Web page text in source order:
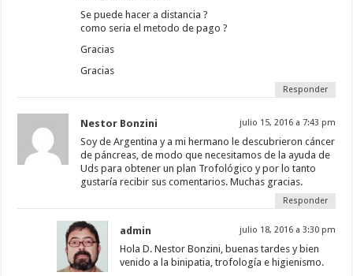
Se puede hacer a distancia ?
como seria el metodo de pago ?
Gracias
Gracias
Responder
Nestor Bonzini julio 15, 2016 a 7:43 pm
Soy de Argentina y a mi hermano le descubrieron cáncer
de páncreas, de modo que necesitamos de la ayuda de
Uds para obtener un plan Trofológico y por lo tanto
gustaría recibir sus comentarios. Muchas gracias.
Responder
admin julio 18, 2016 a 3:30 pm
Hola D. Nestor Bonzini, buenas tardes y bien
venido a la binipatia, trofología e higienismo.